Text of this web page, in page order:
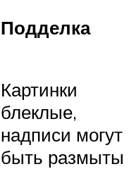
Подделка
Картинки
блеклые,
надписи могут
быть размыты